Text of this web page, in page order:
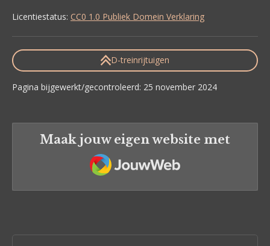
Licentiestatus: CC0 1.0 Publiek Domein Verklaring
D-treinrijtuigen
Pagina bijgewerkt/gecontroleerd: 25 november 2024
Maak jouw eigen website met
JouwWeb